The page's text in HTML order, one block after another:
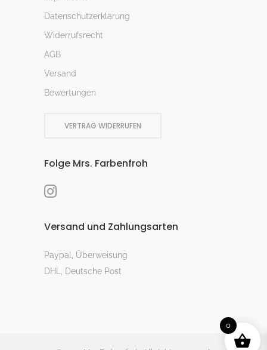
Datenschutzerklärung
Widerrufsrecht
AGB
Versand
Bewertungen
VERTRAG WIDERRUFEN
Folge Mrs. Farbenfroh
Versand und Zahlungsarten
Paypal, Überweisung
DHL, Deutsche Post
0